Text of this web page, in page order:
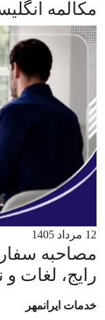
مکالمه
12 مرداد 1405
مصاحبه
رایج، لغات
خدمات ایرانمهر